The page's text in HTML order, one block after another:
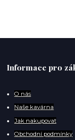
Informace pro
O nás
Naše kavárna
Jak nakupovat
Obchodní podmínky